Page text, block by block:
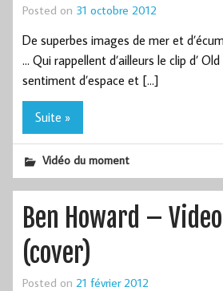
Posted on 31 octobre 2012
De superbes images de mer et
… Qui rappellent d’ailleurs le clip d’
sentiment d’espace et […]
Suite »
Vidéo du moment
Ben Howard –
(cover)
Posted on 21 février 2012